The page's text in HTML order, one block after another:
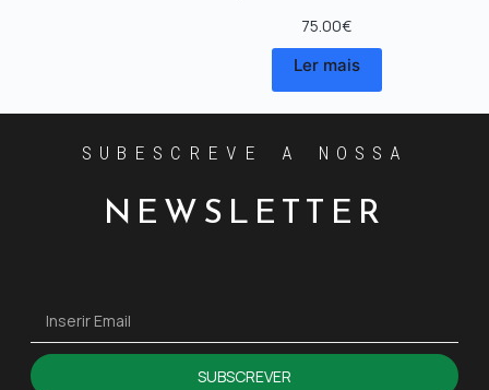
75.00€
Ler mais
SUBESCREVE A NOSSA
NEWSLETTER
SUBSCREVER